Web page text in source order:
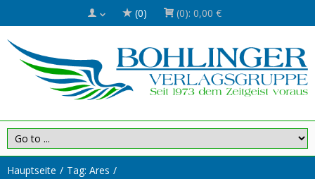
(0) (0): 0,00 €
Hauptseite Tag: Ares